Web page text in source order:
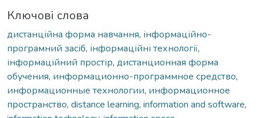
Ключові слова
дистанційна форма навчання, інформаційно-
програмний засіб, інформаційні технології,
інформаційний простір, дистанционная форма
обучения, информационно-программное средство,
информационные технологии, информационное
пространство, distance learning, information and software,